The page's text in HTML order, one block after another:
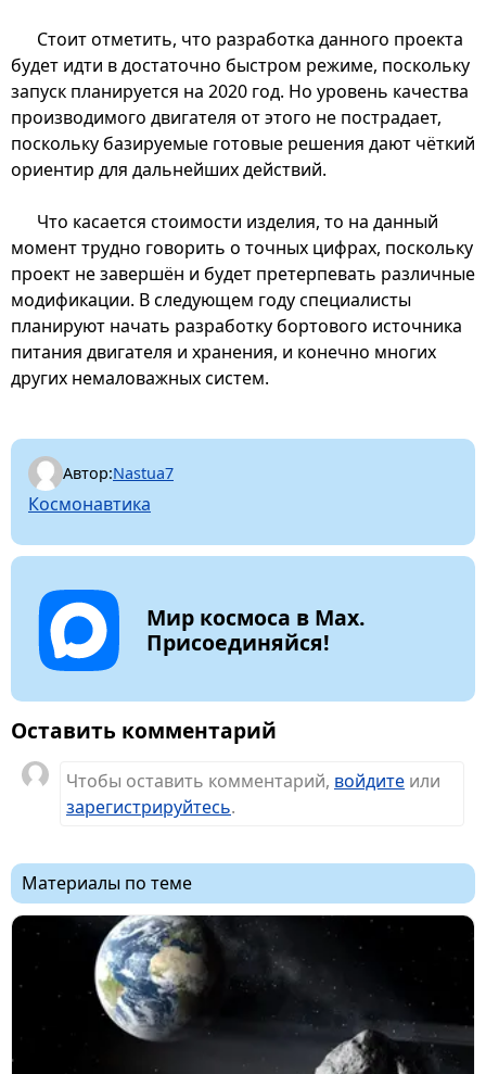
Стоит отметить, что разработка данного проекта
будет идти в достаточно быстром режиме, поскольку
запуск планируется на 2020 год. Но уровень качества
производимого двигателя от этого не пострадает,
поскольку базируемые готовые решения дают чёткий
ориентир для дальнейших действий.
Что касается стоимости изделия, то на данный
момент трудно говорить о точных цифрах, поскольку
проект не завершён и будет претерпевать различные
модификации. В следующем году специалисты
планируют начать разработку бортового источника
питания двигателя и хранения, и конечно многих
других немаловажных систем.
Автор:Nastua7
Космонавтика
Мир космоса в Max.
Присоединяйся!
Оставить комментарий
Чтобы оставить комментарий, войдите или
зарегистрируйтесь.
Материалы по теме